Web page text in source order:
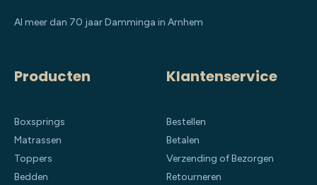
Al meer dan 70 jaar Damminga in Arnhem
Producten
Boxsprings
Matrassen
Toppers
Bedden
Klantenservice
Bestellen
Betalen
Verzending of Bezorgen
Retourneren